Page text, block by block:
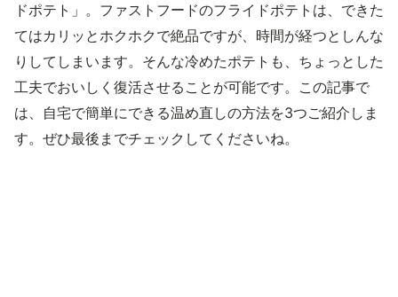
ドポテト」。ファストフードのフライドポテトは、できた
てはカリッとホクホクで絶品ですが、時間が経つとしんな
りしてしまいます。そんな冷めたポテトも、ちょっとした
工夫でおいしく復活させることが可能です。この記事で
は、自宅で簡単にできる温め直しの方法を3つご紹介しま
す。ぜひ最後までチェックしてくださいね。